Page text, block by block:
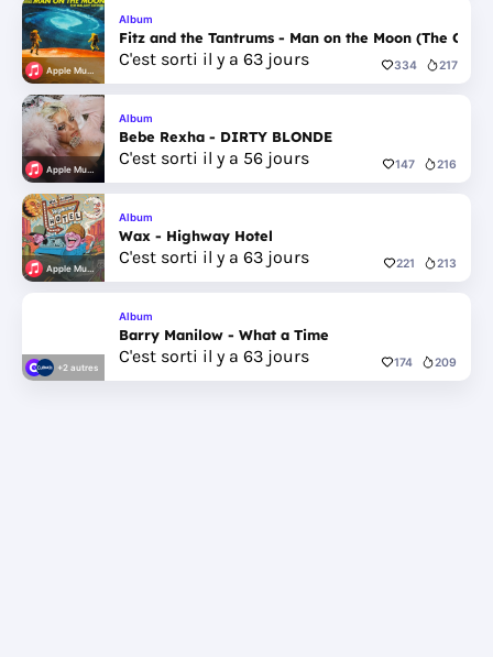
Apple Music
Album
Fitz and the Tantrums - Man on the Moon (The
C'est sorti il y a 63 jours 334 217
Apple Music
Album
Bebe Rexha - DIRTY BLONDE
C'est sorti il y a 56 jours 147 216
Apple Music
Album
Wax - Highway Hotel
C'est sorti il y a 63 jours 221 213
+2 autres
Album
Barry Manilow - What a Time
C'est sorti il y a 63 jours 174 209